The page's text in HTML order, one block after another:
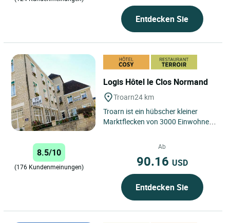
Entdecken Sie
Logis Hôtel le Clos Normand
Troarn24 km
Troarn ist ein hübscher kleiner
Marktflecken von 3000 Einwohnern
8.5/10
(176 Kundenmeinungen)
Ab
90.16 USD
Entdecken Sie